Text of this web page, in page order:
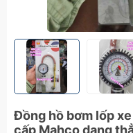
Đồng hồ bơm lốp
cấp Mahco dạng